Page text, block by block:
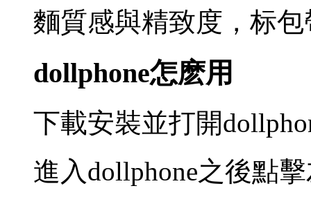
麵質感與精致度，标
dollphone怎麽用
下載安裝並打開
進入dollphone之後點